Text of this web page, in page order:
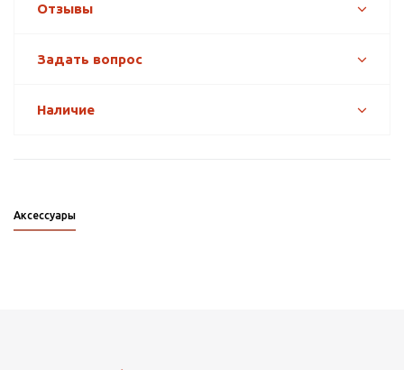
Отзывы
Задать вопрос
Наличие
Аксессуары